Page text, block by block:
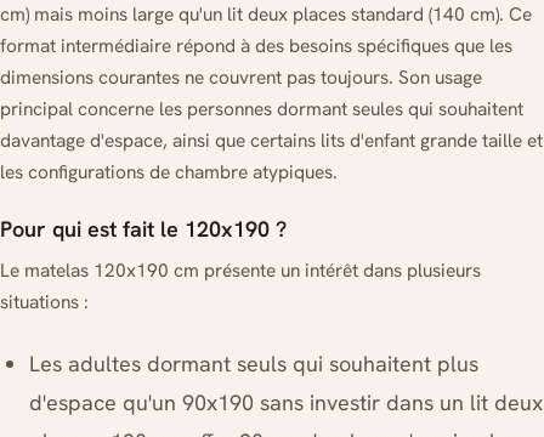
cm) mais moins large qu'un lit deux places standard (140 cm). Ce
format intermédiaire répond à des besoins spécifiques que les
dimensions courantes ne couvrent pas toujours. Son usage
principal concerne les personnes dormant seules qui souhaitent
davantage d'espace, ainsi que certains lits d'enfant grande taille et
les configurations de chambre atypiques.
Pour qui est fait le 120x190 ?
Le matelas 120x190 cm présente un intérêt dans plusieurs
situations :
Les adultes dormant seuls qui souhaitent plus
d'espace qu'un 90x190 sans investir dans un lit deux